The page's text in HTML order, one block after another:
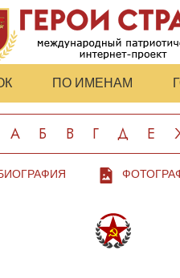
ПО ИМЕНАМ
А Б В Г Д Е